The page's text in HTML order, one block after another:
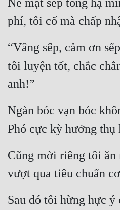
Tội Phạm
Vô Địch
Võng Du
Xuyên Không
Xuyên Nhanh
Xuyên Sách
Xuyên Thư
Nể mặt sếp tổng hạ
phí, tôi cố mà chấp
“Vâng sếp, cảm ơn
tôi luyện tốt, chắc
anh!”
Ngàn bóc vạn bóc
Phó cực kỳ hưởng
Cũng mời riêng tôi
vượt qua tiêu chuẩn
Sau đó tôi hừng hực ý